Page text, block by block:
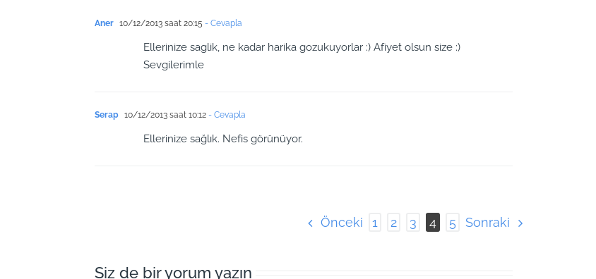
Aner 10/12/2013 saat 20:15 - Cevapla
Ellerinize saglik, ne kadar harika gozukuyorlar :) Afiyet olsun size :)
Sevgilerimle
Serap 10/12/2013 saat 10:12 - Cevapla
Ellerinize sağlık. Nefis görünüyor.
Önceki 1 2 3 4 5 Sonraki
Siz de bir yorum yazın